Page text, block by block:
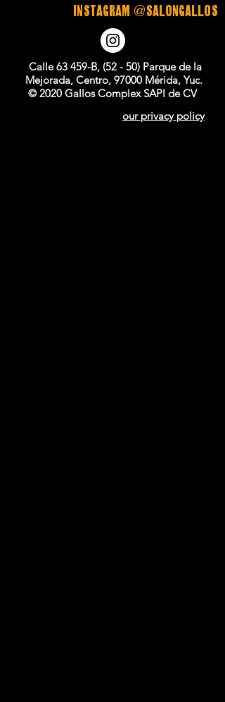
instagram @salongallos
Calle 63 459-B, (52 - 50) Parque de la
Mejorada, Centro, 97000 Mérida, Yuc.
© 2020 Gallos Complex SAPI de CV
our privacy policy